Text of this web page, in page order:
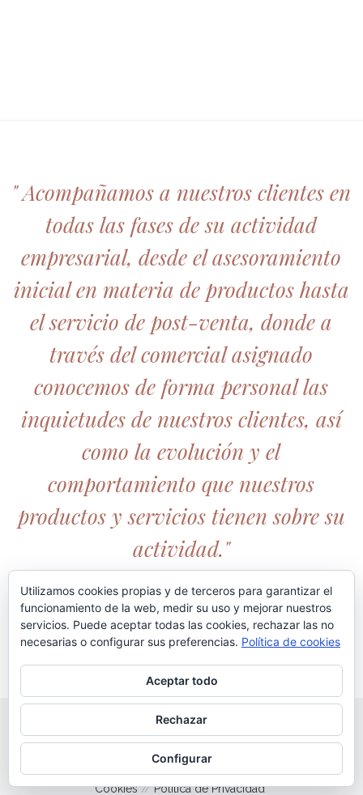
" Acompañamos a nuestros clientes en
todas las fases de su actividad
empresarial, desde el asesoramiento
inicial en materia de productos hasta
el servicio de post-venta, donde a
través del comercial asignado
conocemos de forma personal las
inquietudes de nuestros clientes, así
como la evolución y el
comportamiento que nuestros
productos y servicios tienen sobre su
actividad."
© 2020 copyright Bedoya Hostelería // Todos los derechos
Política da Calidad//Aviso legal
Cookies//Política de Privacidad
Utilizamos cookies propias y de terceros para garantizar el
funcionamiento de la web, medir su uso y mejorar nuestros
servicios. Puede aceptar todas las cookies, rechazar las no
necesarias o configurar sus preferencias. Política de cookies
Aceptar todo
Rechazar
Configurar